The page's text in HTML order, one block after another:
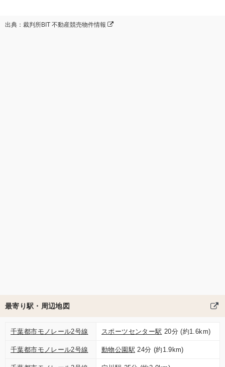
出典：裁判所BIT 不動産競売物件情報
最寄り駅・周辺地図
千葉都市モノレール2号線 スポーツセンター駅 20分 (約1.6km)
千葉都市モノレール2号線 動物公園駅 24分 (約1.9km)